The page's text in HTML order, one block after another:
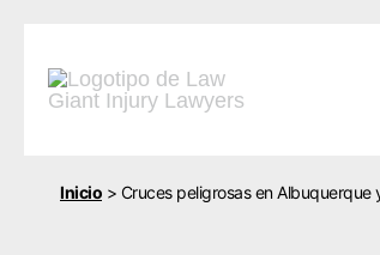
Inicio > Cruces peligrosas en Albuquerque